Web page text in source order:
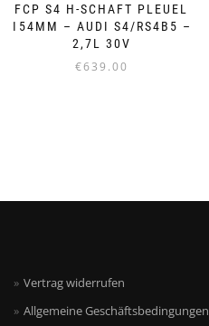
FCP S4 H-SCHAFT PLEUEL
154MM – AUDI S4/RS4B5 –
2,7L 30V
€639.00
Vertrag widerrufen
Allgemeine Geschäftsbedingungen